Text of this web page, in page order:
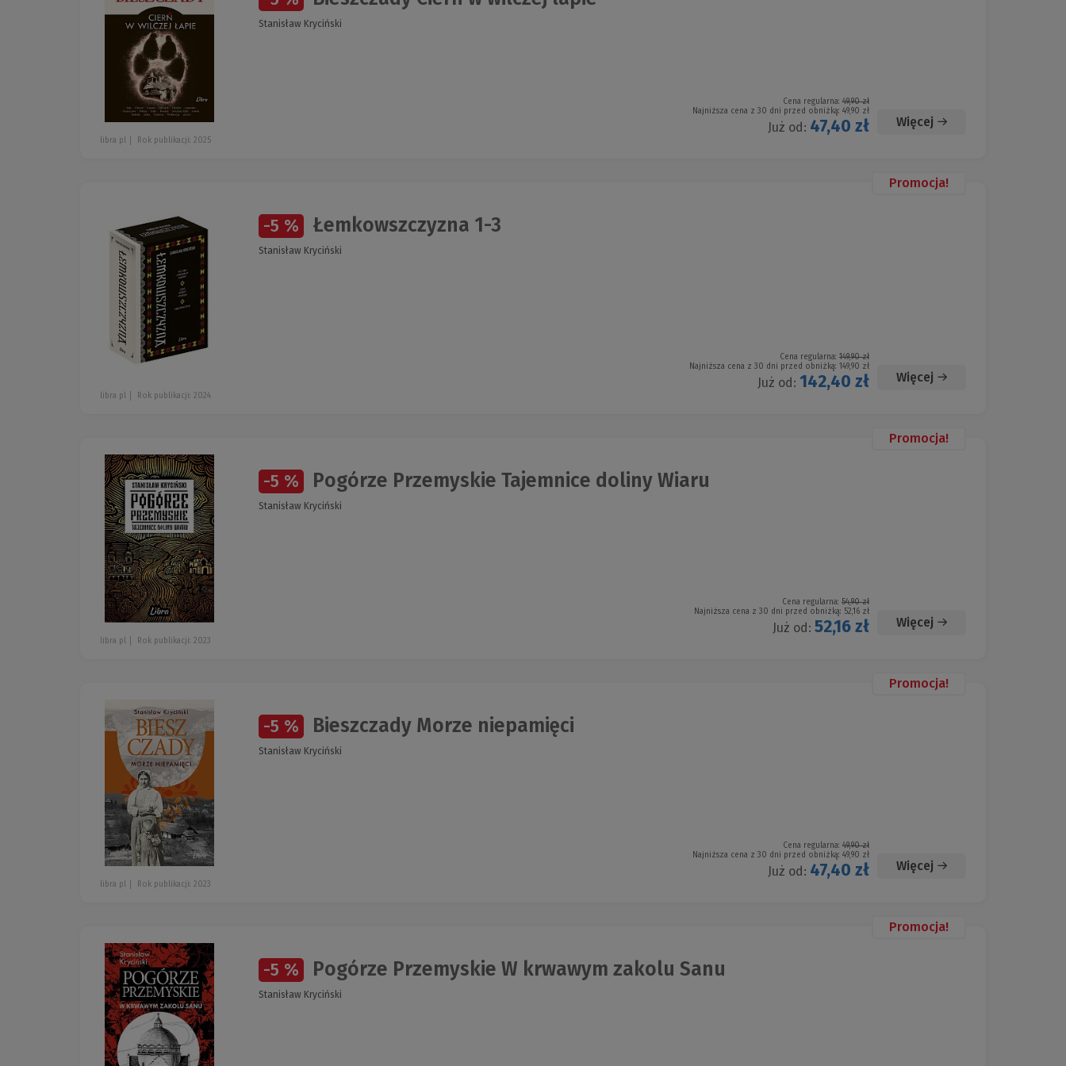
Stanisław Kryciński
Cena regularna: 49,90 zł
Najniższa cena z 30 dni przed obniżką: 49,90 zł
Już od: 47,40 zł Więcej
libra pl Rok publikacji: 2025
Promocja!
-5 % Łemkowszczyzna 1-3
Stanisław Kryciński
Cena regularna: 149,90 zł
Najniższa cena z 30 dni przed obniżką: 149,90 zł
Już od: 142,40 zł Więcej
libra pl Rok publikacji: 2024
Promocja!
-5 % Pogórze Przemyskie Tajemnice doliny Wiaru
Stanisław Kryciński
Cena regularna: 54,90 zł
Najniższa cena z 30 dni przed obniżką: 52,16 zł
Już od: 52,16 zł Więcej
libra pl Rok publikacji: 2023
Promocja!
-5 % Bieszczady Morze niepamięci
Stanisław Kryciński
Cena regularna: 49,90 zł
Najniższa cena z 30 dni przed obniżką: 49,90 zł
Już od: 47,40 zł Więcej
libra pl Rok publikacji: 2023
Promocja!
-5 % Pogórze Przemyskie W krwawym zakolu Sanu
Stanisław Kryciński